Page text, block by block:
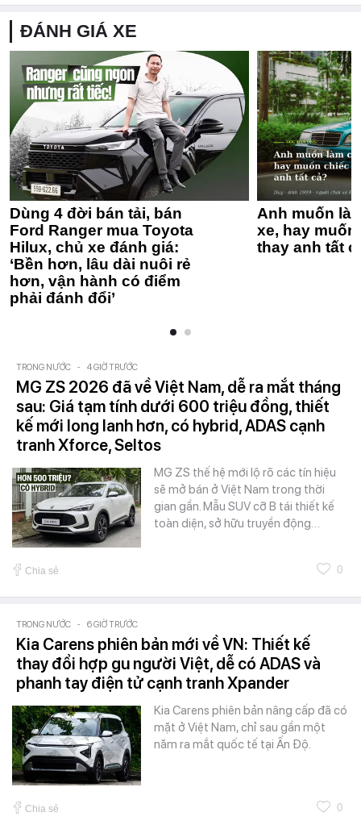
ĐÁNH GIÁ XE
Dùng 4 đời bán tải, bán
Ford Ranger mua Toyota
Hilux, chủ xe đánh giá:
‘Bền hơn, lâu dài nuôi rẻ
hơn, vận hành có điểm
phải đánh đổi’
Anh muốn
xe, hay
thay anh tất
TRONG NƯỚC - 4 GIỜ TRƯỚC
MG ZS 2026 đã về Việt Nam, dễ ra mắt tháng
sau: Giá tạm tính dưới 600 triệu đồng, thiết
kế mới long lanh hơn, có hybrid, ADAS cạnh
tranh Xforce, Seltos
MG ZS thế hệ mới lộ rõ các tín hiệu
sẽ mở bán ở Việt Nam trong thời
gian gần. Mẫu SUV cỡ B tái thiết kế
toàn diện, sở hữu truyền động…
Chia sẻ 0
TRONG NƯỚC - 6 GIỜ TRƯỚC
Kia Carens phiên bản mới về VN: Thiết kế
thay đổi hợp gu người Việt, dễ có ADAS và
phanh tay điện tử cạnh tranh Xpander
Kia Carens phiên bản nâng cấp đã có
mặt ở Việt Nam, chỉ sau gần một
năm ra mắt quốc tế tại Ấn Độ.
Chia sẻ 0